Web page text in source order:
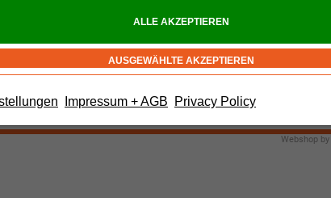
Impressum + AGB Privacy Policy
Webshop by